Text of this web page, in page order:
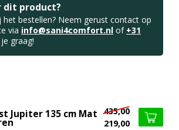
dit product?
bestellen? Neem gerust contact op
via info@sani4comfort.nl of +31
graag!
Jupiter 135 cm Mat
435,00
219,00